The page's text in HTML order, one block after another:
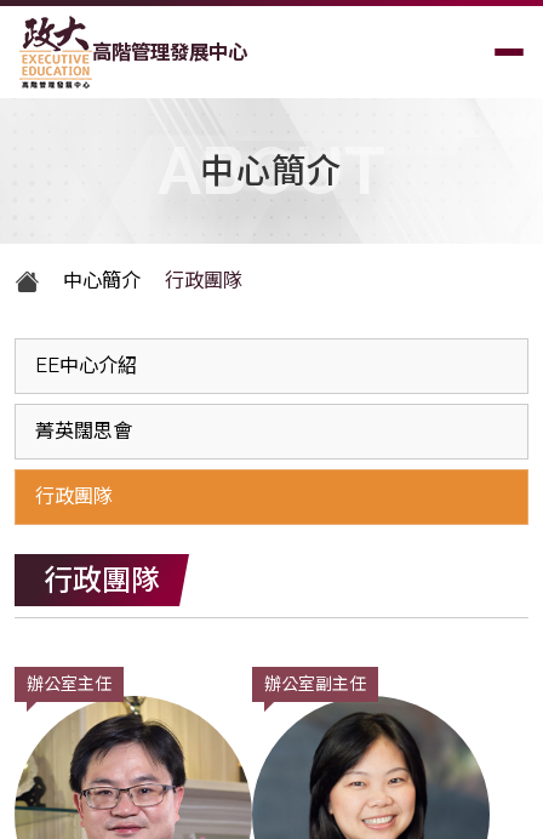
高階管理發展中心
中心簡介
ABOUT
中心簡介 行政團隊
EE中心介紹
菁英闊思會
行政團隊
行政團隊
辦公室主任 辦公室副主任